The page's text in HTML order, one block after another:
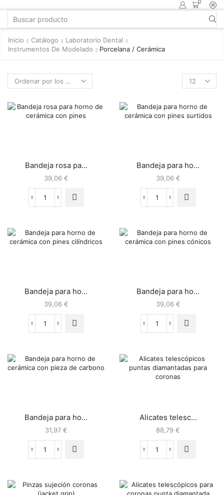
0
Inicio Catálogo
Laboratorio Dental
Instrumentos De Modelado
Porcelana / Cerámica
Bandeja rosa pa...
39,06 €
Bandeja para ho...
39,06 €
Bandeja para ho...
39,06 €
Bandeja para ho...
39,06 €
Bandeja para ho...
31,97 €
Alicates telesc...
88,79 €